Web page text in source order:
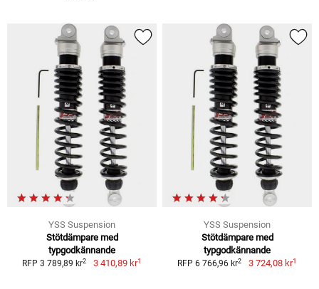
YSS Suspension
Stötdämpare med
typgodkännande
RFP 3 789,89 kr2 3 410,89 kr1
YSS Suspension
Stötdämpare med
typgodkännande
RFP 6 766,96 kr2 3 724,08 kr1